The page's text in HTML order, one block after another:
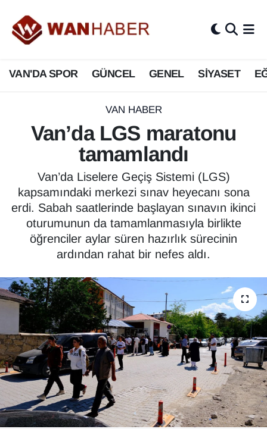
VAN'DA SPOR GÜNCEL GENEL SİYASET
VAN HABER
Van’da LGS maratonu
tamamlandı
Van’da Liselere Geçiş Sistemi (LGS)
kapsamındaki merkezi sınav heyecanı sona
erdi. Sabah saatlerinde başlayan sınavın ikinci
oturumunun da tamamlanmasıyla birlikte
öğrenciler aylar süren hazırlık sürecinin
ardından rahat bir nefes aldı.
3.SAYFA
ASAYİŞ
BİLİM VE TEKNOLOJİ
Biyografi
ÇEVRE
Deprem
Dernekler, Odalar
Diğer
DÜNYA
EĞİTİM
EKONOMİ
Eleman
Van Nöbetçi Eczaneler
Van Hava Durumu
Van Namaz Vakitleri
Van Trafik Yoğunluk Haritası
Tüm Manşetler
Son Dakika Haberleri
Haber Arşivi